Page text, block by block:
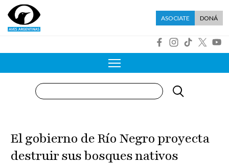
Pasar al contenido principal
Menú asociate
ASOCIATE DONÁ
Buscar
El gobierno de Río Negro proyecta
destruir sus bosques nativos